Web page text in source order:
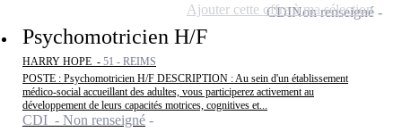
Psychomotricien H/F
HARRY HOPE - 51 - REIMS
POSTE : Psychomotricien H/F DESCRIPTION : Au sein d'un établissement
médico-social accueillant des adultes, vous participerez activement au
développement de leurs capacités motrices, cognitives et...
CDI - Non renseigné
CDINon renseigné
Ajouter cette offre à ma sélection